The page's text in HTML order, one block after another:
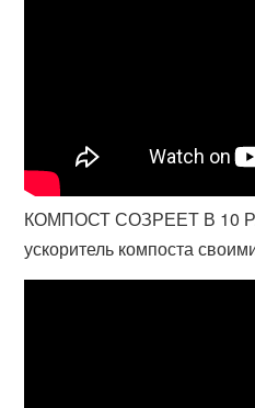
КОМПОСТ СОЗРЕЕТ В 10
ускоритель компоста